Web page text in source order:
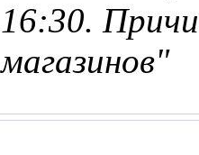
16:30.
магазинов"